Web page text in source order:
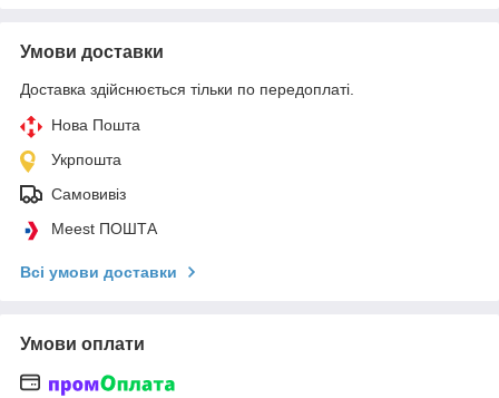
Умови доставки
Доставка здійснюється тільки по передоплаті.
Нова Пошта
Укрпошта
Самовивіз
Meest ПОШТА
Всі умови доставки
Умови оплати